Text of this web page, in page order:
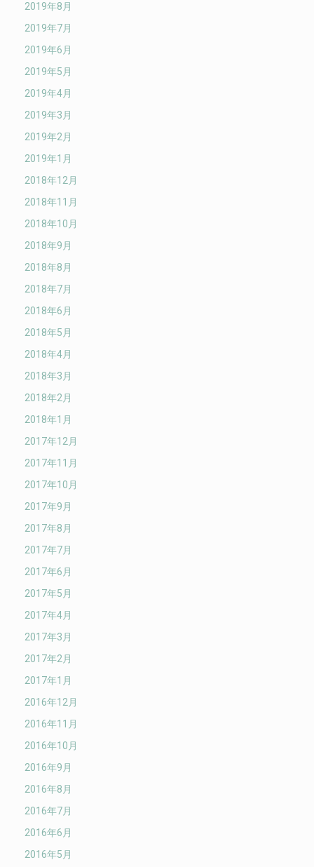
2019年8月
2019年7月
2019年6月
2019年5月
2019年4月
2019年3月
2019年2月
2019年1月
2018年12月
2018年11月
2018年10月
2018年9月
2018年8月
2018年7月
2018年6月
2018年5月
2018年4月
2018年3月
2018年2月
2018年1月
2017年12月
2017年11月
2017年10月
2017年9月
2017年8月
2017年7月
2017年6月
2017年5月
2017年4月
2017年3月
2017年2月
2017年1月
2016年12月
2016年11月
2016年10月
2016年9月
2016年8月
2016年7月
2016年6月
2016年5月